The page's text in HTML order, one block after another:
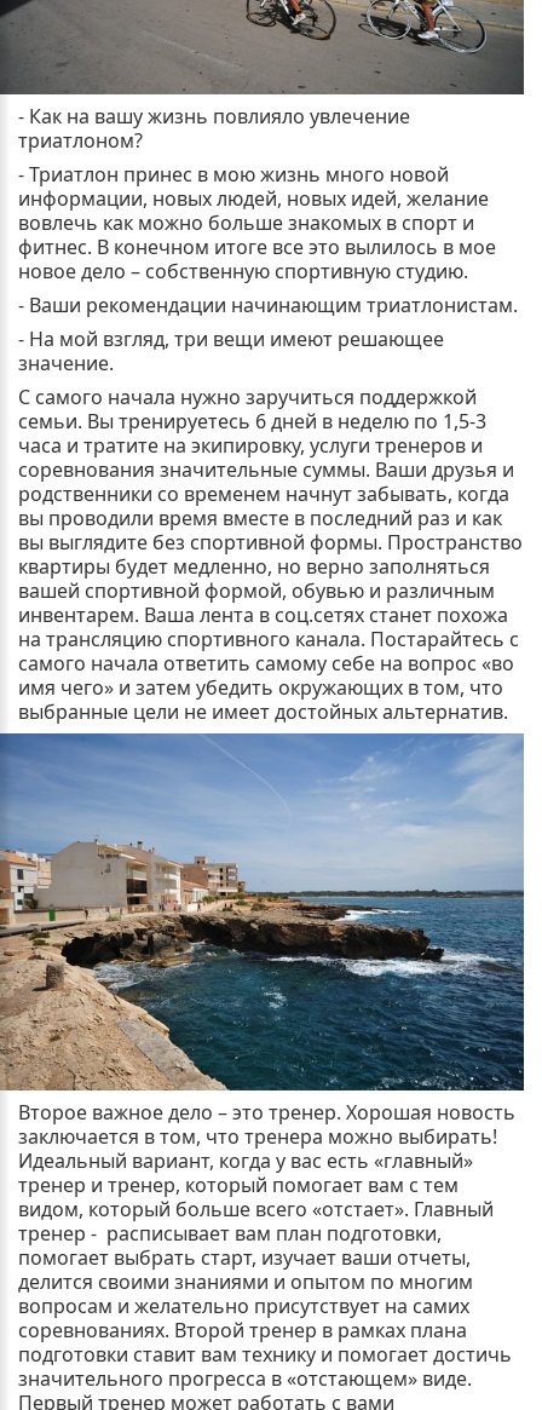
- Как на вашу жизнь повлияло увлечение
триатлоном?
- Триатлон принес в мою жизнь много новой
информации, новых людей, новых идей, желание
вовлечь как можно больше знакомых в спорт и
фитнес. В конечном итоге все это вылилось в мое
новое дело – собственную спортивную студию.
- Ваши рекомендации начинающим триатлонистам.
- На мой взгляд, три вещи имеют решающее
значение.
С самого начала нужно заручиться поддержкой
семьи. Вы тренируетесь 6 дней в неделю по 1,5-3
часа и тратите на экипировку, услуги тренеров и
соревнования значительные суммы. Ваши друзья и
родственники со временем начнут забывать, когда
вы проводили время вместе в последний раз и как
вы выглядите без спортивной формы. Пространство
квартиры будет медленно, но верно заполняться
вашей спортивной формой, обувью и различным
инвентарем. Ваша лента в соц.сетях станет похожа
на трансляцию спортивного канала. Постарайтесь с
самого начала ответить самому себе на вопрос «во
имя чего» и затем убедить окружающих в том, что
выбранные цели не имеет достойных альтернатив.
Второе важное дело – это тренер. Хорошая новость
заключается в том, что тренера можно выбирать!
Идеальный вариант, когда у вас есть «главный»
тренер и тренер, который помогает вам с тем
видом, который больше всего «отстает». Главный
тренер - расписывает вам план подготовки,
помогает выбрать старт, изучает ваши отчеты,
делится своими знаниями и опытом по многим
вопросам и желательно присутствует на самих
соревнованиях. Второй тренер в рамках плана
подготовки ставит вам технику и помогает достичь
значительного прогресса в «отстающем» виде.
Первый тренер может работать с вами